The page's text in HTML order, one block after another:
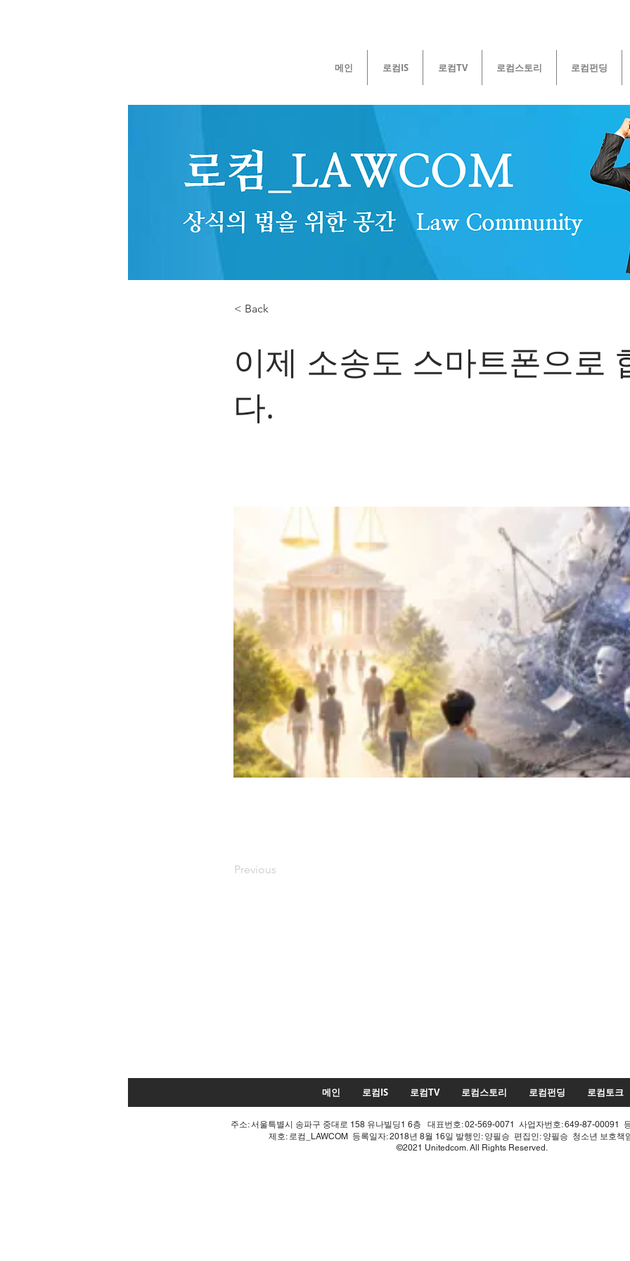
메인 로컴IS 로컴TV 로컴스토리 로컴펀딩
< Back
이제 소송도 스마트폰으로
다.
Previous
메인 로컴IS 로컴TV 로컴스토리 로컴펀딩 로컴토크
주소: 서울특별시 송파구 중대로 158 유나빌딩1 6층 대표번호: 02-569-0071 사업자번호: 649-87-00091
제호: 로컴_LAWCOM 등록일자: 2018년 8월 16일 발행인: 양필승 편집인: 양필승 청소년 보호
©2021 Unitedcom. All Rights Reserved.